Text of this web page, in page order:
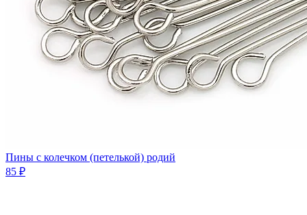
Пины с колечком (петелькой) родий
85 ₽